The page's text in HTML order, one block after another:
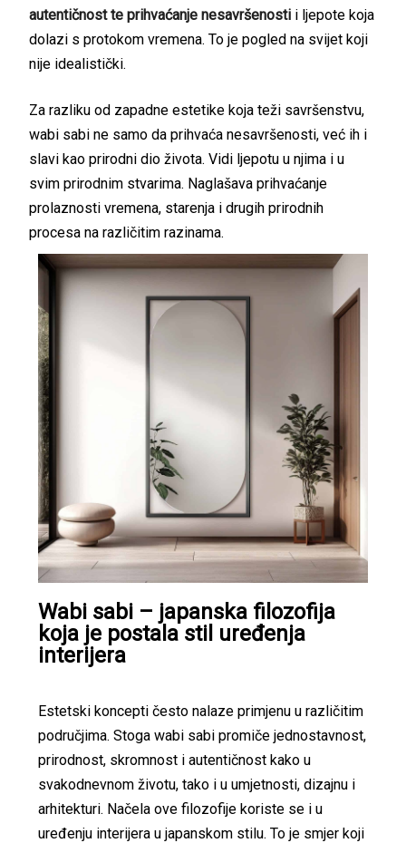
autentičnost te prihvaćanje nesavršenosti i ljepote koja
dolazi s protokom vremena. To je pogled na svijet koji
nije idealistički.
Za razliku od zapadne estetike koja teži savršenstvu,
wabi sabi ne samo da prihvaća nesavršenosti, već ih i
slavi kao prirodni dio života. Vidi ljepotu u njima i u
svim prirodnim stvarima. Naglašava prihvaćanje
prolaznosti vremena, starenja i drugih prirodnih
procesa na različitim razinama.
Wabi sabi – japanska filozofija
koja je postala stil uređenja
interijera
Estetski koncepti često nalaze primjenu u različitim
područjima. Stoga wabi sabi promiče jednostavnost,
prirodnost, skromnost i autentičnost kako u
svakodnevnom životu, tako i u umjetnosti, dizajnu i
arhitekturi. Načela ove filozofije koriste se i u
uređenju interijera u japanskom stilu. To je smjer koji